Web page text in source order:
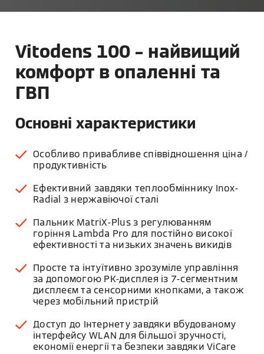
Vitodens 100 – найвищий
комфорт в опаленні та
ГВП
Основні характеристики
Особливо привабливе співвідношення ціна /
продуктивність
Ефективний завдяки теплообміннику Inox-
Radial з нержавіючої сталі
Пальник MatriX-Plus з регулюванням
горіння Lambda Pro для постійно високої
ефективності та низьких значень викидів
Просте та інтуїтивно зрозуміле управління
за допомогою РК-дисплея із 7-сегментним
дисплеєм та сенсорними кнопками, а також
через мобільний пристрій
Доступ до Інтернету завдяки вбудованому
інтерфейсу WLAN для більшої зручності,
економії енергії та безпеки завдяки ViCare